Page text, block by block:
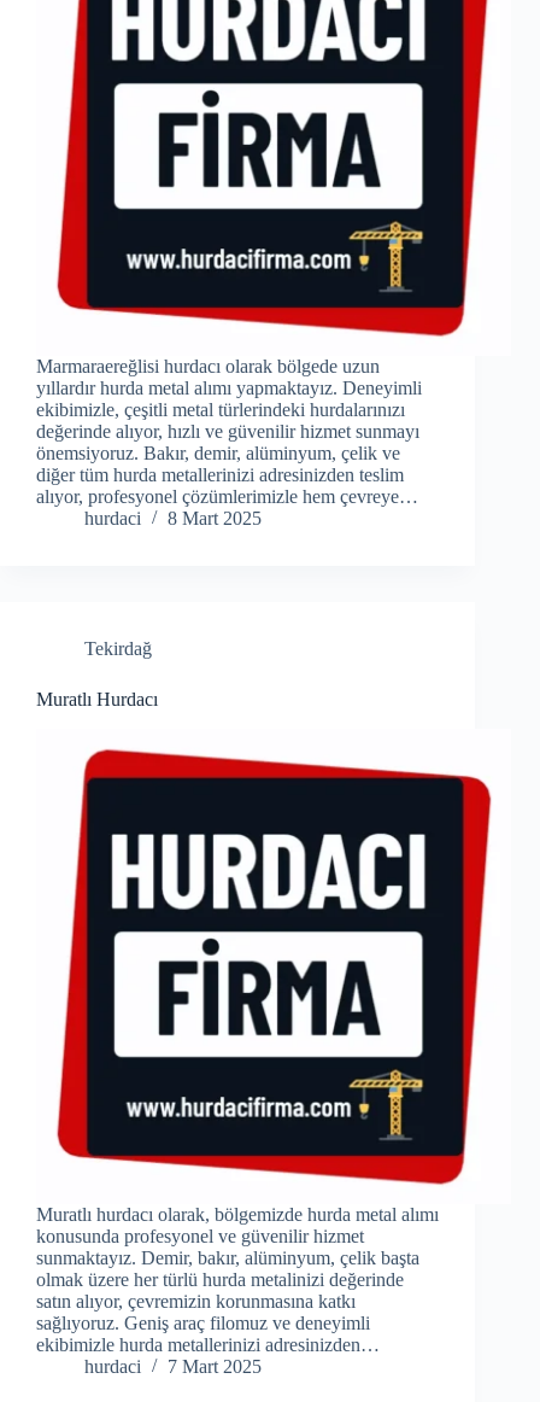
Marmaraereğlisi hurdacı olarak bölgede uzun
yıllardır hurda metal alımı yapmaktayız. Deneyimli
ekibimizle, çeşitli metal türlerindeki hurdalarınızı
değerinde alıyor, hızlı ve güvenilir hizmet sunmayı
önemsiyoruz. Bakır, demir, alüminyum, çelik ve
diğer tüm hurda metallerinizi adresinizden teslim
alıyor, profesyonel çözümlerimizle hem çevreye…
hurdaci
8 Mart 2025
Tekirdağ
Muratlı Hurdacı
Muratlı hurdacı olarak, bölgemizde hurda metal alımı
konusunda profesyonel ve güvenilir hizmet
sunmaktayız. Demir, bakır, alüminyum, çelik başta
olmak üzere her türlü hurda metalinizi değerinde
satın alıyor, çevremizin korunmasına katkı
sağlıyoruz. Geniş araç filomuz ve deneyimli
ekibimizle hurda metallerinizi adresinizden…
hurdaci
7 Mart 2025